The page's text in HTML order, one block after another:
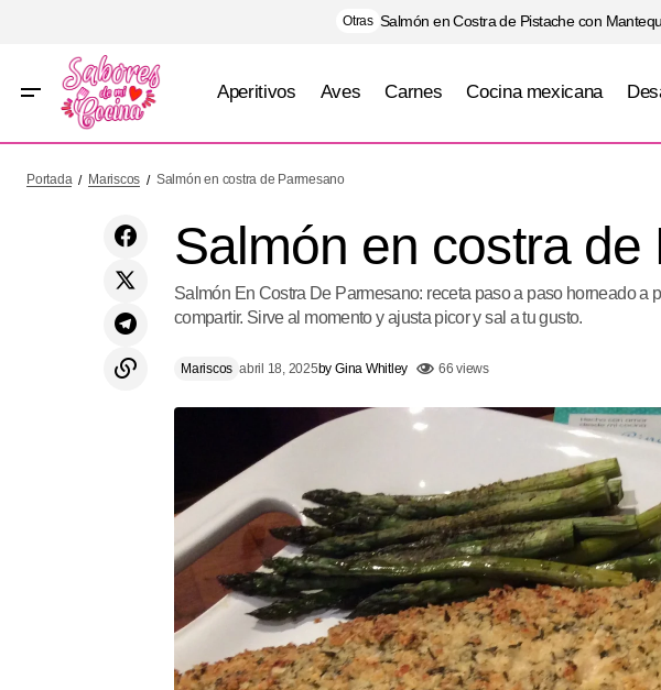
Otras Salmón en Costra de Pistache con
Aperitivos Aves Carnes Cocina mexicana
Pizza
Portada Mariscos Salmón en costra de Parmesano
Salmón en costra de
Salmón En Costra De Parmesano: receta paso a paso horneado a
compartir. Sirve al momento y ajusta picor y sal a tu gusto.
Mariscos abril 18, 2025by Gina Whitley 66 views